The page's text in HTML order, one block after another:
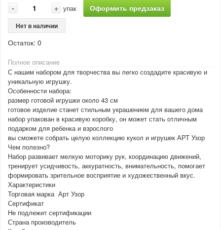
- + упак Оформить предзаказ
Нет в наличии
Остаток: 0
Полное описание
С нашим набором для творчества вы легко создадите красивую и
уникальную игрушку.
Особенности набора:
размер готовой игрушки около 43 см
готовое изделие станет стильным украшением для вашего дома
набор упакован в красивую коробку, он может стать отличным
подарком для ребенка и взрослого
вы сможете собрать целую коллекцию кукол и игрушек АРТ Узор
Чем полезно?
Набор развивает мелкую моторику рук, координацию движений,
тренирует усидчивость, аккуратность, внимательность, помогает
формировать зрительное восприятие и художественный вкус.
Характеристики
Торговая марка Арт Узор
Сертификат
Не подлежит сертификации
Страна производитель